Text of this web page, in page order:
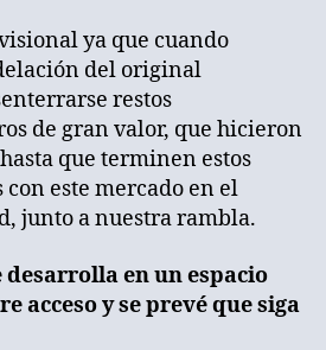
ya que cuando
del original
restos
de gran valor, que hicieron
que terminen estos
con este mercado en el
junto a nuestra rambla.
desarrolla en un espacio
acceso y se prevé que siga